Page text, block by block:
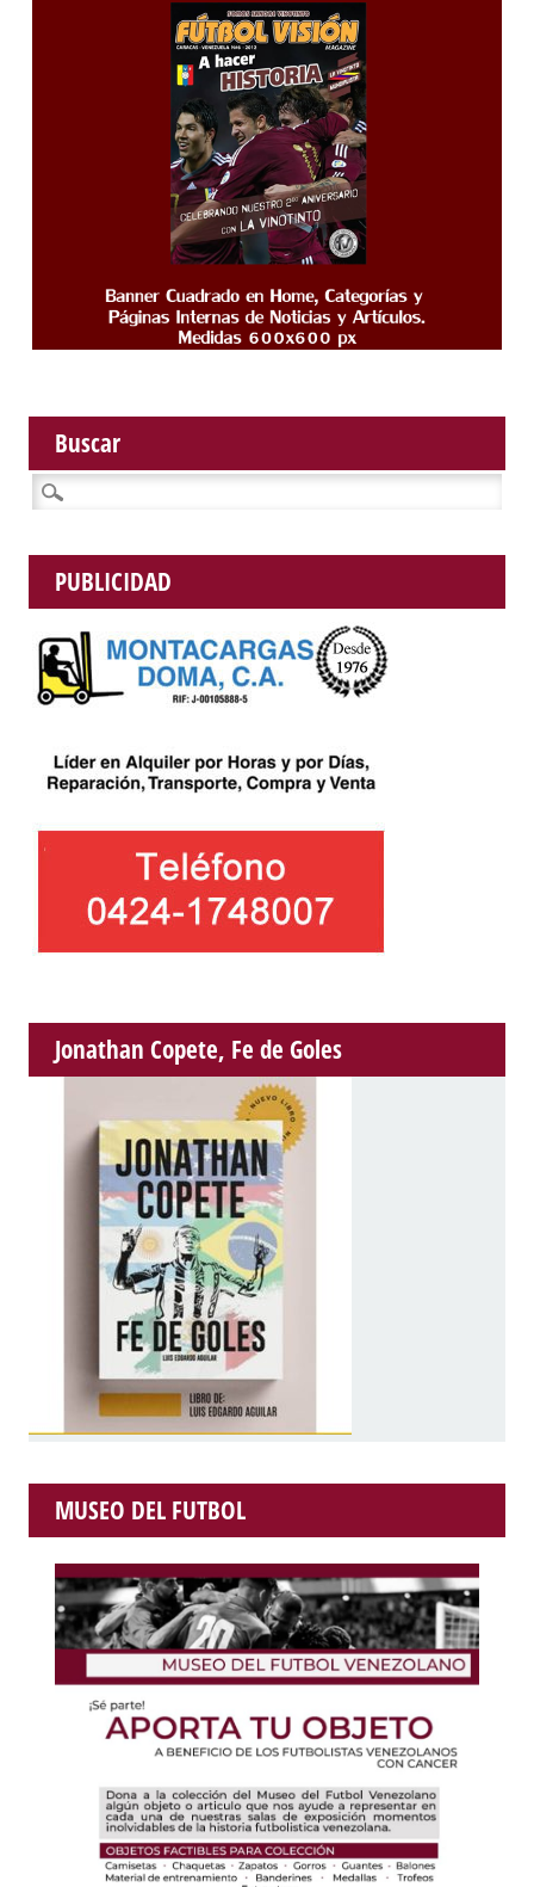
Buscar
Buscar:
PUBLICIDAD
Jonathan Copete, Fe de Goles
MUSEO DEL FUTBOL